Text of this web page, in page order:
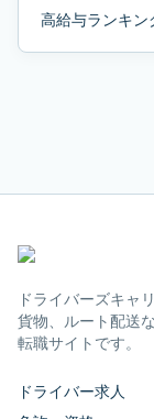
高給与ランキン
ドライバーズキャ
貨物、ルート配送
転職サイトです。
ドライバー求人